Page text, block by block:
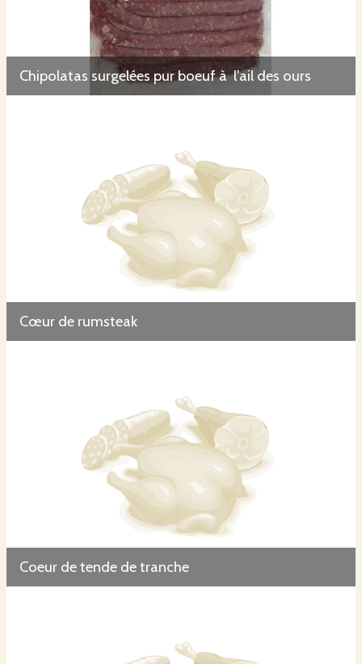
Chipolatas surgelées pur boeuf à l'ail des ours
Cœur de rumsteak
Coeur de tende de tranche